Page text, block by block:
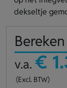
dekseltje
v.a. €
(Excl. BTW)